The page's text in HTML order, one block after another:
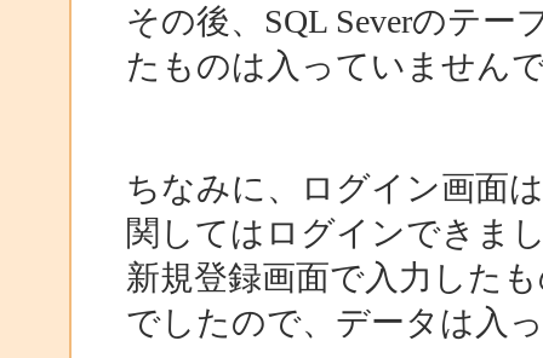
その後、SQL Severのテ
たものは入っていません
ちなみに、ログイン画面
関してはログインできま
新規登録画面で入力した
でしたので、データは入